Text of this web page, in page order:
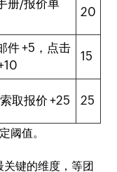
册/报价单
20
件 +5，点击
15
取报价 +25 25
阈值。
键的维度，等团